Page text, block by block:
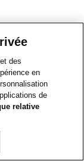
des
en
de
relative